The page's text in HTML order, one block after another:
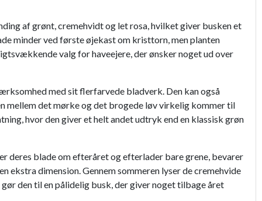
af grønt, cremehvidt og let rosa, hvilket giver busken et
minder ved første øjekast om kristtorn, men planten
valg for haveejere, der ønsker noget ud over
med sit flerfarvede bladverk. Den kan også
mellem det mørke og det brogede løv virkelig kommer til
hvor den giver et helt andet udtryk end en klassisk grøn
deres blade om efteråret og efterlader bare grene, bevarer
ekstra dimension. Gennem sommeren lyser de cremehvide
den til en pålidelig busk, der giver noget tilbage året